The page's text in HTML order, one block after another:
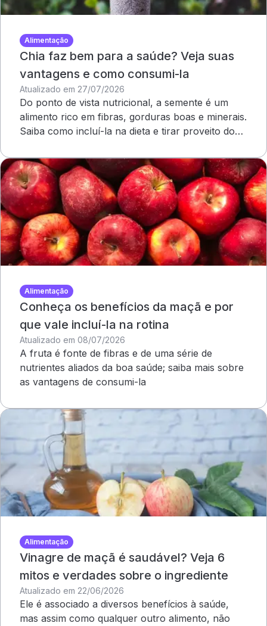
Alimentação
Chia faz bem para a saúde? Veja suas
vantagens e como consumi-la
Atualizado em 27/07/2026
Do ponto de vista nutricional, a semente é um
alimento rico em fibras, gorduras boas e minerais.
Saiba como incluí-la na dieta e tirar proveito dos
Alimentação
Conheça os benefícios da maçã e por
que vale incluí-la na rotina
Atualizado em 08/07/2026
A fruta é fonte de fibras e de uma série de
nutrientes aliados da boa saúde; saiba mais sobre
as vantagens de consumi-la
Alimentação
Vinagre de maçã é saudável? Veja 6
mitos e verdades sobre o ingrediente
Atualizado em 22/06/2026
Ele é associado a diversos benefícios à saúde,
mas assim como qualquer outro alimento, não